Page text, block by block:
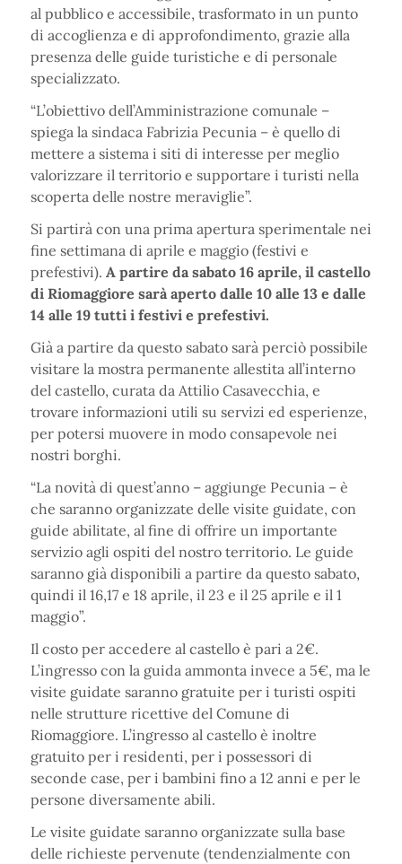
al pubblico e accessibile, trasformato in un punto
di accoglienza e di approfondimento, grazie alla
presenza delle guide turistiche e di personale
specializzato.
“L’obiettivo dell’Amministrazione comunale –
spiega la sindaca Fabrizia Pecunia – è quello di
mettere a sistema i siti di interesse per meglio
valorizzare il territorio e supportare i turisti nella
scoperta delle nostre meraviglie”.
Si partirà con una prima apertura sperimentale nei
fine settimana di aprile e maggio (festivi e
prefestivi). A partire da sabato 16 aprile, il castello
di Riomaggiore sarà aperto dalle 10 alle 13 e dalle
14 alle 19 tutti i festivi e prefestivi.
Già a partire da questo sabato sarà perciò possibile
visitare la mostra permanente allestita all’interno
del castello, curata da Attilio Casavecchia, e
trovare informazioni utili su servizi ed esperienze,
per potersi muovere in modo consapevole nei
nostri borghi.
“La novità di quest’anno – aggiunge Pecunia – è
che saranno organizzate delle visite guidate, con
guide abilitate, al fine di offrire un importante
servizio agli ospiti del nostro territorio. Le guide
saranno già disponibili a partire da questo sabato,
quindi il 16,17 e 18 aprile, il 23 e il 25 aprile e il 1
maggio”.
Il costo per accedere al castello è pari a 2€.
L’ingresso con la guida ammonta invece a 5€, ma le
visite guidate saranno gratuite per i turisti ospiti
nelle strutture ricettive del Comune di
Riomaggiore. L’ingresso al castello è inoltre
gratuito per i residenti, per i possessori di
seconde case, per i bambini fino a 12 anni e per le
persone diversamente abili.
Le visite guidate saranno organizzate sulla base
delle richieste pervenute (tendenzialmente con